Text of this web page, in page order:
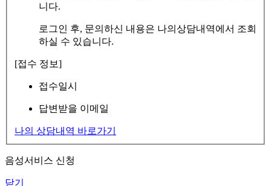
니다.
로그인 후, 문의하신 내용은 나의상담내역에서 조회
하실 수 있습니다.
[접수 정보]
접수일시
답변받을 이메일
나의 상담내역 바로가기
음성서비스 신청
닫기